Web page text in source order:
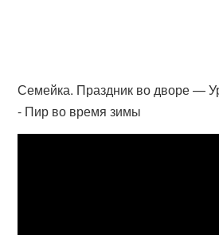
Семейка. Праздник во дворе —
- Пир во время зимы